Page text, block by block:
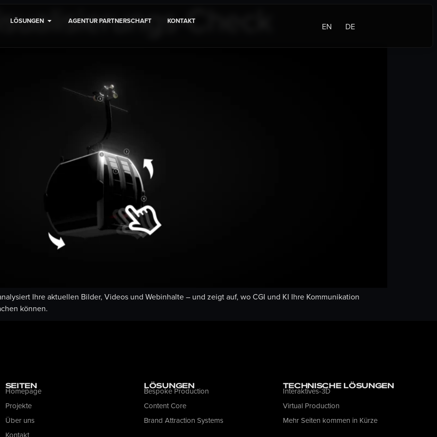
LÖSUNGEN AGENTUR PARTNERSCHAFT KONTAKT
EN DE
Check
Ihre aktuellen Bilder, Videos und Webinhalte – und zeigt auf, wo CGI und KI Ihre Kommunikation
können.
SEITEN
Homepage
Projekte
Über uns
LÖSUNGEN
Bespoke Production
Content Core
Brand Attraction Systems
TECHNISCHE LÖSUNGEN
Interaktives-3D
Virtual Production
Mehr Seiten kommen in Kürze